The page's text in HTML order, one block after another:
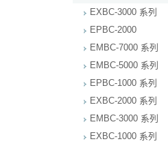
EXBC-3000 系列
EPBC-2000
EMBC-7000 系列
EMBC-5000 系列
EPBC-1000 系列
EXBC-2000 系列
EMBC-3000 系列
EXBC-1000 系列